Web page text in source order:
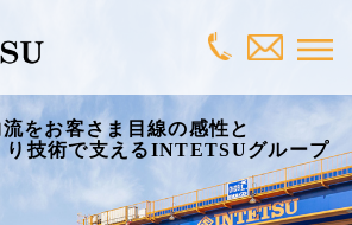
をお客さま目線の感性と
り技術で支えるINTETSUグループ